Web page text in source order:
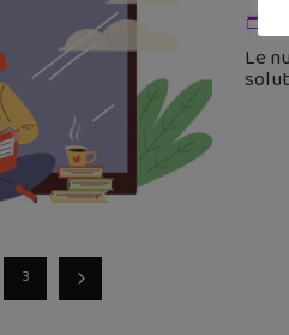
Le
3